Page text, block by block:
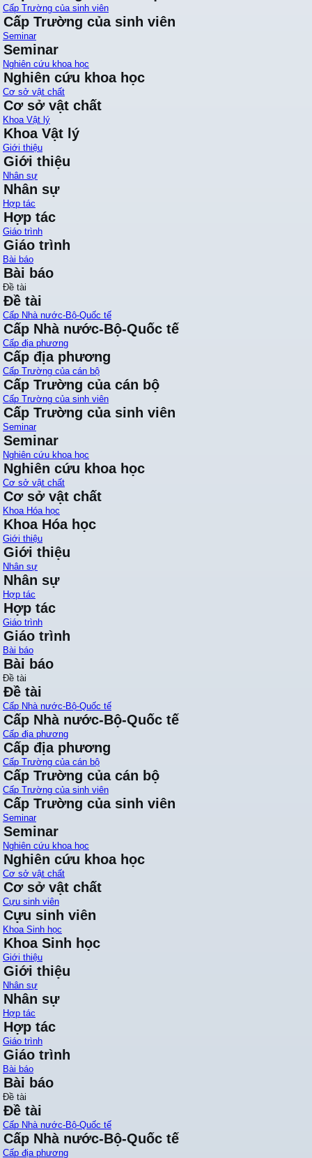
Cấp Trường của sinh viên
Cấp Trường của sinh viên
Seminar
Seminar
Nghiên cứu khoa học
Nghiên cứu khoa học
Cơ sở vật chất
Cơ sở vật chất
Khoa Vật lý
Khoa Vật lý
Giới thiệu
Giới thiệu
Nhân sự
Nhân sự
Hợp tác
Hợp tác
Giáo trình
Giáo trình
Bài báo
Bài báo
Đề tài
Đề tài
Cấp Nhà nước-Bộ-Quốc tế
Cấp Nhà nước-Bộ-Quốc tế
Cấp địa phương
Cấp địa phương
Cấp Trường của cán bộ
Cấp Trường của cán bộ
Cấp Trường của sinh viên
Cấp Trường của sinh viên
Seminar
Seminar
Nghiên cứu khoa học
Nghiên cứu khoa học
Cơ sở vật chất
Cơ sở vật chất
Khoa Hóa học
Khoa Hóa học
Giới thiệu
Giới thiệu
Nhân sự
Nhân sự
Hợp tác
Hợp tác
Giáo trình
Giáo trình
Bài báo
Bài báo
Đề tài
Đề tài
Cấp Nhà nước-Bộ-Quốc tế
Cấp Nhà nước-Bộ-Quốc tế
Cấp địa phương
Cấp địa phương
Cấp Trường của cán bộ
Cấp Trường của cán bộ
Cấp Trường của sinh viên
Cấp Trường của sinh viên
Seminar
Seminar
Nghiên cứu khoa học
Nghiên cứu khoa học
Cơ sở vật chất
Cơ sở vật chất
Cựu sinh viên
Cựu sinh viên
Khoa Sinh học
Khoa Sinh học
Giới thiệu
Giới thiệu
Nhân sự
Nhân sự
Hợp tác
Hợp tác
Giáo trình
Giáo trình
Bài báo
Bài báo
Đề tài
Đề tài
Cấp Nhà nước-Bộ-Quốc tế
Cấp Nhà nước-Bộ-Quốc tế
Cấp địa phương